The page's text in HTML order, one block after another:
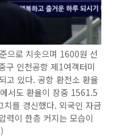
으로 치솟으며 1600원 선
구 인천공항 제1여객터미
고 있다. 공항 환전소 환율
서도 환율이 장중 1561.5
치를 경신했다. 외국인 자금
력이 한층 커지는 모습이